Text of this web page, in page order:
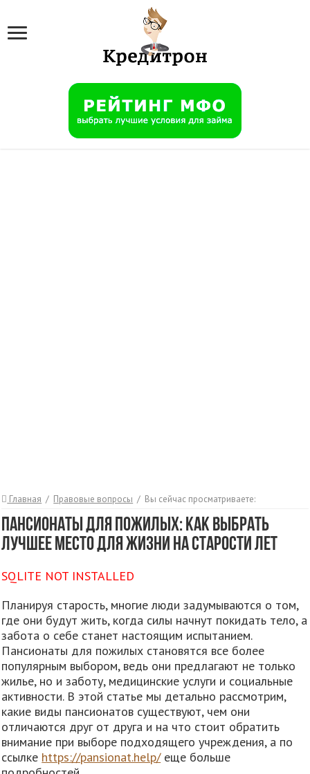
Главная / Правовые вопросы / Вы сейчас просматриваете:
Пансионаты для пожилых: как выбрать
лучшее место для жизни на старости лет
SQLITE NOT INSTALLED
Планируя старость, многие люди задумываются о том,
где они будут жить, когда силы начнут покидать тело, а
забота о себе станет настоящим испытанием.
Пансионаты для пожилых становятся все более
популярным выбором, ведь они предлагают не только
жилье, но и заботу, медицинские услуги и социальные
активности. В этой статье мы детально рассмотрим,
какие виды пансионатов существуют, чем они
отличаются друг от друга и на что стоит обратить
внимание при выборе подходящего учреждения, а по
ссылке https://pansionat.help/еще больше